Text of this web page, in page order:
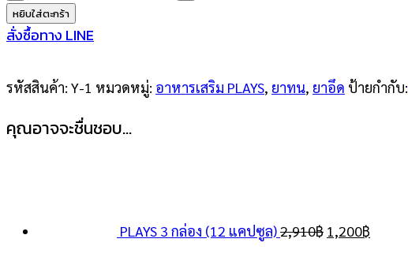
PLAYS
1
(4
แคปซูล)
ชิ้น
หยิบใส่ตะกร้า
สั่งซื้อทาง LINE
รหัสสินค้า: Y-1 หมวดหมู่: อาหารเสริม PLAYS, ยาทน, ยาอึด ป้ายกำกับ:
คุณอาจจะชื่นชอบ…
PLAYS 3 กล่อง (12 แคปซูล)2,910฿2,910฿.
1,200฿1,200฿.